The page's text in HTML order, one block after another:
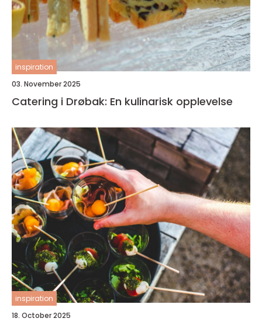
inspiration
03. November 2025
Catering i Drøbak: En kulinarisk opplevelse
inspiration
18. October 2025